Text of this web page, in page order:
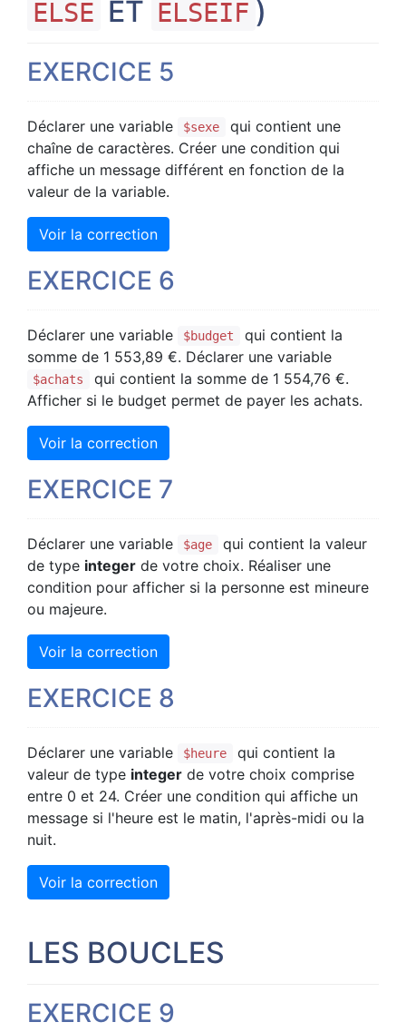
ELSE ET ELSEIF )
EXERCICE 5
Déclarer une variable $sexe
qui contient une
chaîne de caractères. Créer une condition qui
affiche un message différent en fonction de la
valeur de la variable.
Voir la correction
EXERCICE 6
Déclarer une variable $budget
qui contient la
somme de 1 553,89 €. Déclarer une variable
$achats
qui contient la somme de 1 554,76 €.
Afficher si le budget permet de payer les achats.
Voir la correction
EXERCICE 7
Déclarer une variable $age
qui contient la valeur
de type integer de votre choix. Réaliser une
condition pour afficher si la personne est mineure
ou majeure.
Voir la correction
EXERCICE 8
Déclarer une variable $heure
qui contient la
valeur de type integer de votre choix comprise
entre 0 et 24. Créer une condition qui affiche un
message si l'heure est le matin, l'après-midi ou la
nuit.
Voir la correction
LES BOUCLES
EXERCICE 9